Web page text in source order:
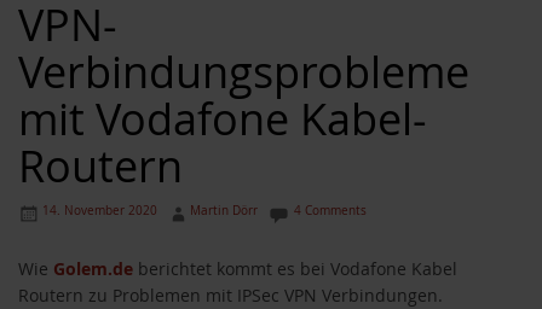
VPN-
Verbindungsprobleme
mit Vodafone Kabel-
Routern
14. November 2020 Martin Dörr 4 Comments
Wie Golem.de berichtet kommt es bei Vodafone Kabel
Routern zu Problemen mit IPSec VPN Verbindungen.